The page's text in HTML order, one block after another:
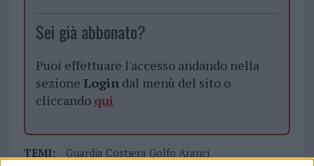
Sei già abbonato?
Puoi effettuare l'accesso andando nella
sezione Logindal menù del sito o
cliccando qui
TEMI:
Guardia Costiera Golfo Aranci